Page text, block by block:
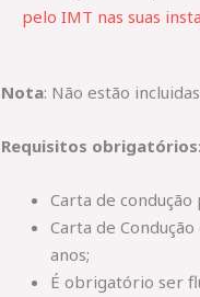
pelo IMT nas suas
Nota: Não estão
Requisitos obrigatórios:
Carta de condução
Carta de
anos;
É obrigatório ser